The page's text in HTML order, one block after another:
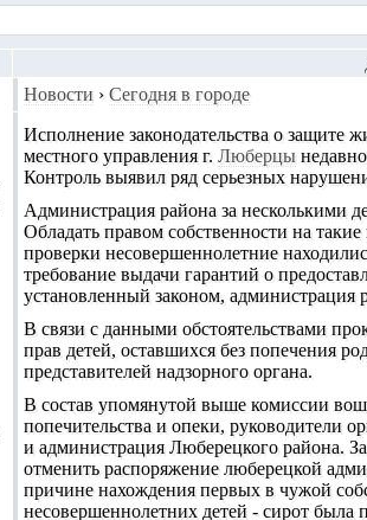
Новости › Сегодня в городе
Исполнение законодательства о защите
местного управления г. Люберцы
Контроль выявил ряд серьезных
Администрация района за несколькими
Обладать правом собственности на
проверки несовершеннолетние
требование выдачи гарантий о
установленный законом, администрация
В связи с данными обстоятельствами
прав детей, оставшихся без попечения
представителей надзорного органа.
В состав упомянутой выше комиссии
попечительства и опеки, руководители
и администрация Люберецкого района.
отменить распоряжение люберецкой
причине нахождения первых в чужой
несовершеннолетних детей - сирот была